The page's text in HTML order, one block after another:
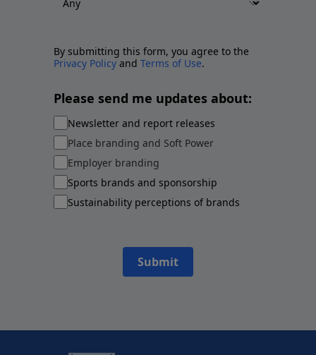
By submitting this form, you agree to the
Privacy Policy and Terms of Use.
Please send me updates about:
Newsletter and report releases
Place branding and Soft Power
Employer branding
Sports brands and sponsorship
Sustainability perceptions of brands
Submit